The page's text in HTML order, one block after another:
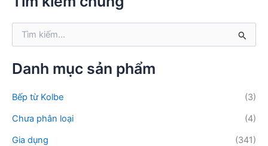
ế
:
k
i
m
Danh mục sản phẩm
Bếp từ Kolbe
(3)
Chưa phân loại
(4)
Gia dụng
(341)